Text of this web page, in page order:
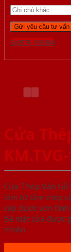
Gọi 0976.169.864
Cửa
Cửa Thép Vân Gỗ
làm từ tấm thép
cấp được sơn
Bề mặt cửa được
nhiên